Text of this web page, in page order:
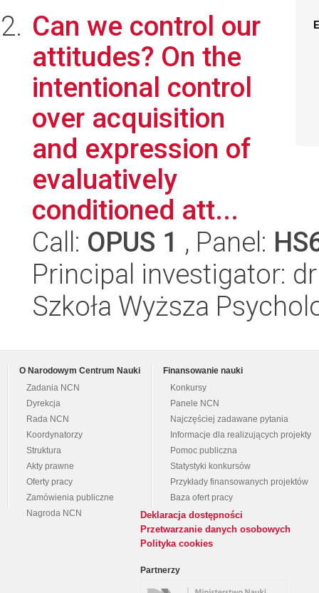
Can we control our
attitudes? On the
intentional control
over acquisition
and expression of
evaluatively
conditioned att...
Call: OPUS 1 , Panel:
Principal investigator:
Szkoła Wyższa
O Narodowym Centrum Nauki
Zadania NCN
Dyrekcja
Rada NCN
Koordynatorzy
Struktura
Akty prawne
Oferty pracy
Zamówienia publiczne
Nagroda NCN
Finansowanie nauki
Konkursy
Panele NCN
Najczęściej zadawane pytania
Informacje dla realizujących projekty
Pomoc publiczna
Statystyki konkursów
Przykłady finansowanych projektów
Baza ofert pracy
Deklaracja dostępności
Przetwarzanie danych osobowych
Polityka cookies
Partnerzy